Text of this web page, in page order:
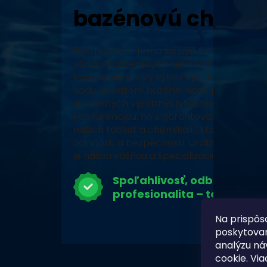
Na
analýzu
cookie.
bazénovú chémiu!
Naša rodinná firma sa pýši tradíciou,
vôd a vodárenských technológií a
Ponúkame široký výber vysoko
vodu vo vašom bazéne. Naše produkty,
moderných výrobných technológiách,
konkurenciou, no s garantovaným
našich tabliet a chemikálií, ktoré prešli
účinnosti a bezpečnosti. Urobte z vášho
je našou vášňou a špecializáciou.
Spoľahlivosť, odbornosť a
profesionalita – to je